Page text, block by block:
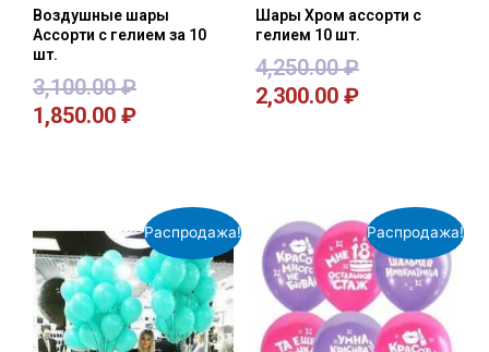
Воздушные шары
Ассорти с гелием за 10
шт.
3,100.00₽
1,850.00 ₽
Шары Хром ассорти с
гелием 10 шт.
4,250.00₽
2,300.00 ₽
Распродажа! Распродажа!